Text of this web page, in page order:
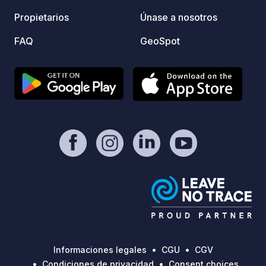
Propietarios
FAQ
Únase a nosotros
GeoSpot
Informaciones legales CGU
CGV